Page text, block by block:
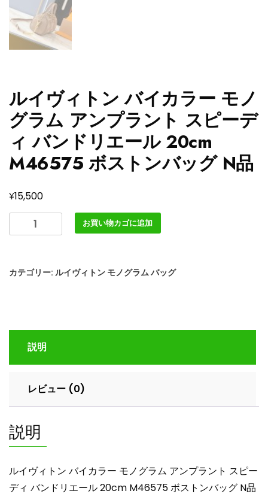
ルイヴィトン バイカラー モノ
グラム アンプラント スピーデ
ィ バンドリエール 20cm
M46575 ボストンバッグ N品
¥15,500
イ
ト
カ
ー
グ
ム
ア
プ
ラ
お買い物カゴに追加
カテゴリー: ルイヴィトン モノグラム バッグ
説明
レビュー (0)
説明
ルイヴィトン バイカラー モノグラム アンプラント スピー
ディ バンドリエール 20cm M46575 ボストンバッグ N品